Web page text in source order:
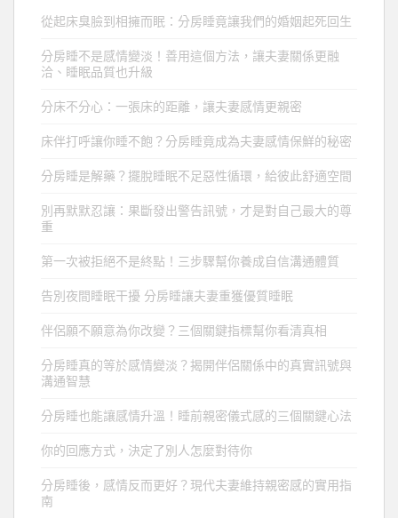
從起床臭臉到相擁而眠：分房睡竟讓我們的婚姻起死回生
分房睡不是感情變淡！善用這個方法，讓夫妻關係更融
洽、睡眠品質也升級
分床不分心：一張床的距離，讓夫妻感情更親密
床伴打呼讓你睡不飽？分房睡竟成為夫妻感情保鮮的秘密
分房睡是解藥？擺脫睡眠不足惡性循環，給彼此舒適空間
別再默默忍讓：果斷發出警告訊號，才是對自己最大的尊
重
第一次被拒絕不是終點！三步驟幫你養成自信溝通體質
告別夜間睡眠干擾 分房睡讓夫妻重獲優質睡眠
伴侶願不願意為你改變？三個關鍵指標幫你看清真相
分房睡真的等於感情變淡？揭開伴侶關係中的真實訊號與
溝通智慧
分房睡也能讓感情升溫！睡前親密儀式感的三個關鍵心法
你的回應方式，決定了別人怎麼對待你
分房睡後，感情反而更好？現代夫妻維持親密感的實用指
南